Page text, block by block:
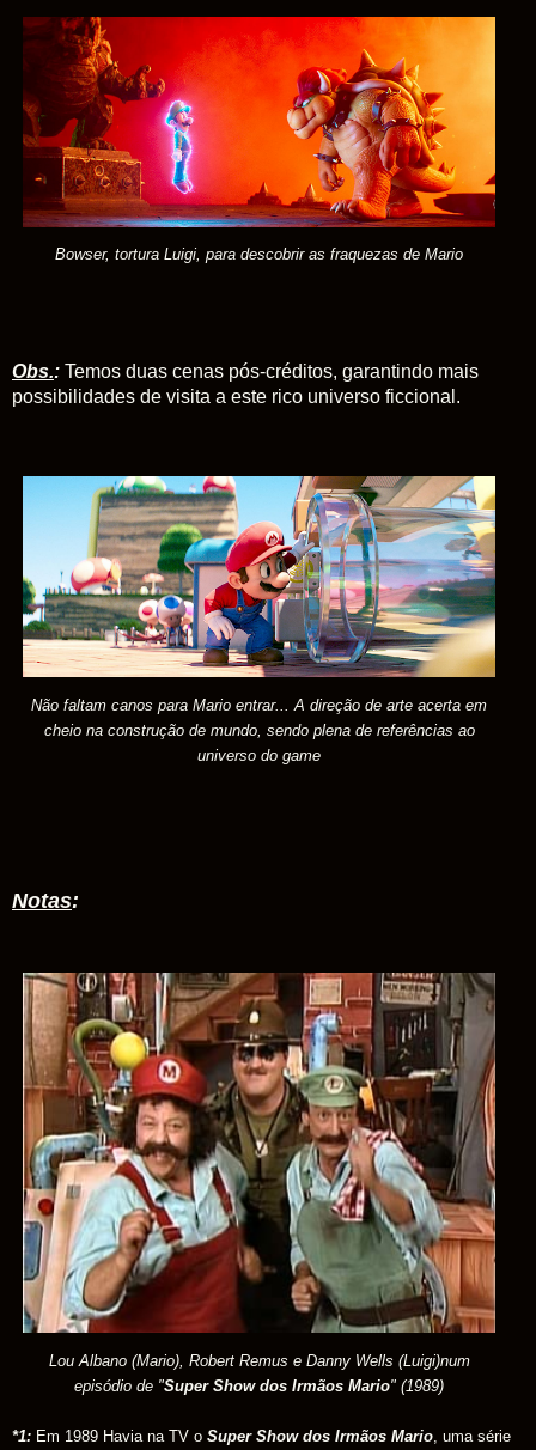
Bowser, tortura Luigi, para descobrir as fraquezas de Mario
Obs.: Temos duas cenas pós-créditos, garantindo mais
possibilidades de visita a este rico universo ficcional.
Não faltam canos para Mario entrar... A direção de arte acerta em
cheio na construção de mundo, sendo plena de referências ao
universo do game
Notas:
Lou Albano (Mario), Robert Remus e Danny Wells (Luigi)num
episódio de "Super Show dos Irmãos Mario" (1989)
*1: Em 1989 Havia na TV o Super Show dos Irmãos Mario, uma série